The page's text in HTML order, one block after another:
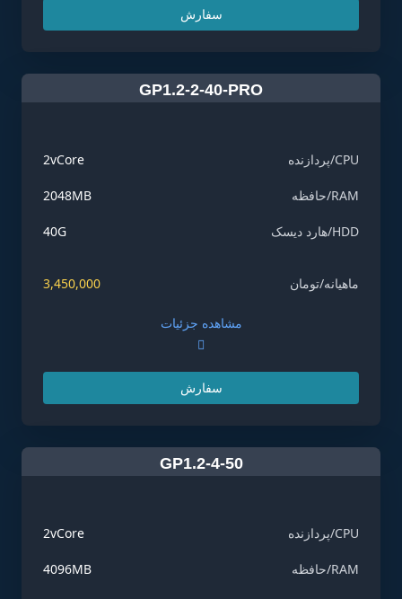
سفارش
GP1.2-2-40-PRO
CPU/پردازنده 2vCore
RAM/حافظه 2048MB
HDD/هارد دیسک 40G
ماهیانه/تومان 3,450,000
مشاهده جزئیات
سفارش
GP1.2-4-50
CPU/پردازنده 2vCore
RAM/حافظه 4096MB